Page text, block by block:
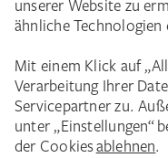
Das Städel
Spenden
Schenkungen & Nachlass
Corporate Events
Städelverein
Karriere